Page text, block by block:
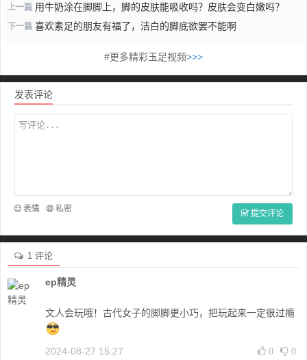
上一篇 用牛奶涂在脚脚上，脚的皮肤能吸收吗？皮肤会变白嫩吗？
下一篇 喜欢素足的朋友有福了，洁白的脚底欲罢不能啊
#更多精彩玉足视频>>>
发表评论
表情 私密 提交评论
1 评论
ep精灵
文人会玩哦！古代女子的脚脚更小巧，把玩起来一定很过瘾
2024-08-27 15:27 0 0